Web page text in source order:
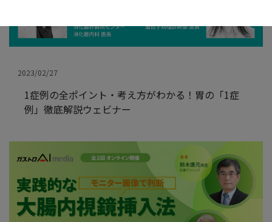
2023/02/27
1症例の全ポイント・考え方がわかる！胃の「1症
例」徹底解説ウェビナー